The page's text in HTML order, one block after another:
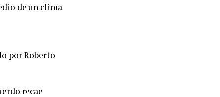
de un clima
por Roberto
recae